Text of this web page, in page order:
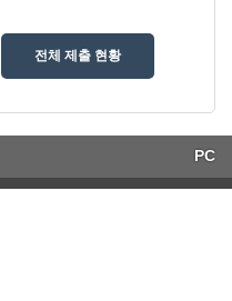
전체 제출 현황
PC